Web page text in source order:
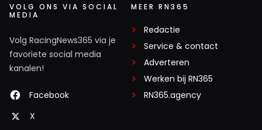
VOLG ONS VIA SOCIAL
MEDIA
Volg RacingNews365 via je
favoriete social media
kanalen!
Facebook
X
MEER RN365
Redactie
Service & contact
Adverteren
Werken bij RN365
RN365.agency